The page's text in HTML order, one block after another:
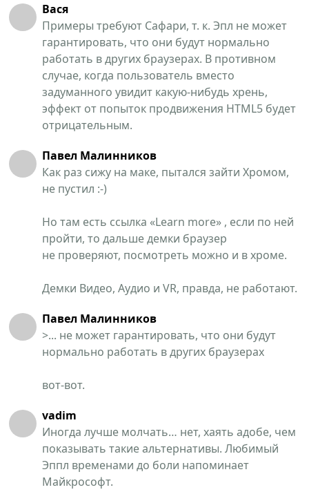
Вася
Примеры требуют Сафари, т. к. Эпл не может
гарантировать, что они будут нормально
работать в других браузерах. В противном
случае, когда пользователь вместо
задуманного увидит какую-нибудь хрень,
эффект от попыток продвижения HTML5 будет
отрицательным.
Павел Малинников
Как раз сижу на маке, пытался зайти Хромом,
не пустил :-)
Но там есть ссылка «Learn more» , если по ней
пройти, то дальше демки браузер
не проверяют, посмотреть можно и в хроме.
Демки Видео, Аудио и VR, правда, не работают.
Павел Малинников
>... не может гарантировать, что они будут
нормально работать в других браузерах
вот-вот.
vadim
Иногда лучше молчать… нет, хаять адобе, чем
показывать такие альтернативы. Любимый
Эппл временами до боли напоминает
Майкрософт.